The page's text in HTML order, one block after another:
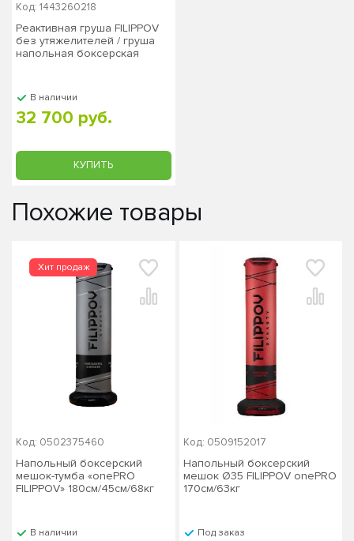
Код: 1443260218
Реактивная груша FILIPPOV
без утяжелителей / груша
напольная боксерская
В наличии
32 700 руб.
КУПИТЬ
Похожие товары
Код: 0502375460
Напольный боксерский
мешок-тумба «onePRO
FILIPPOV» 180см/45см/68кг
В наличии
Код: 0509152017
Напольный боксерский
мешок Ø35 FILIPPOV onePRO
170см/63кг
Под заказ